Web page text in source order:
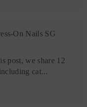
On Nails SG
post, we share 12
cat...